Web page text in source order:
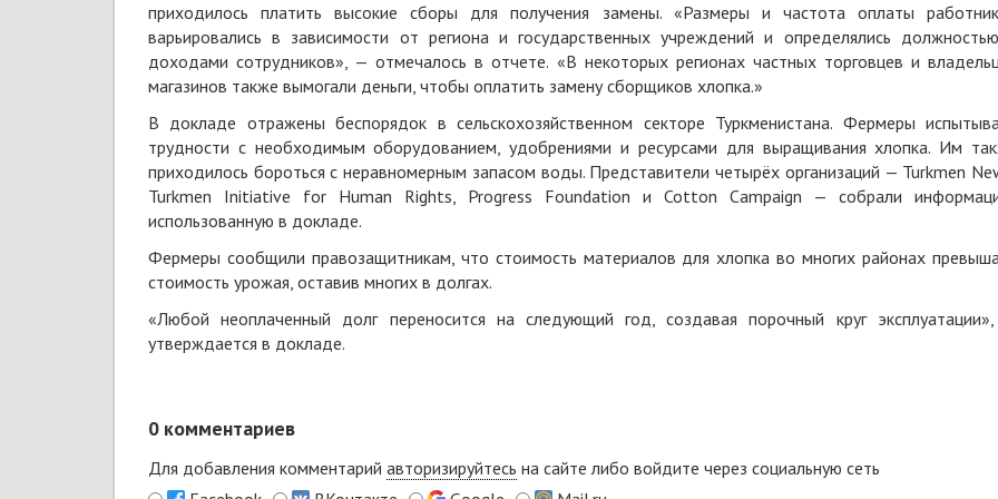
приходилось платить высокие сборы для получения замены. «Размеры и частота оплаты
варьировались в зависимости от региона и государственных учреждений и определялись
доходами сотрудников», — отмечалось в отчете. «В некоторых регионах частных торговцев и
магазинов также вымогали деньги, чтобы оплатить замену сборщиков хлопка.»
В докладе отражены беспорядок в сельскохозяйственном секторе Туркменистана. Фермеры
трудности с необходимым оборудованием, удобрениями и ресурсами для выращивания хлопка. Им
приходилось бороться с неравномерным запасом воды. Представители четырёх организаций — Turkmen
Turkmen Initiative for Human Rights, Progress Foundation и Cotton Campaign — собрали
использованную в докладе.
Фермеры сообщили правозащитникам, что стоимость материалов для хлопка во многих районах
стоимость урожая, оставив многих в долгах.
«Любой неоплаченный долг переносится на следующий год, создавая порочный круг
утверждается в докладе.
0 комментариев
Для добавления комментарий авторизируйтесь на сайте либо войдите через социальную сеть